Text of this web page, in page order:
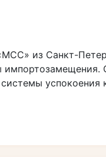
из Санкт-
успокоения